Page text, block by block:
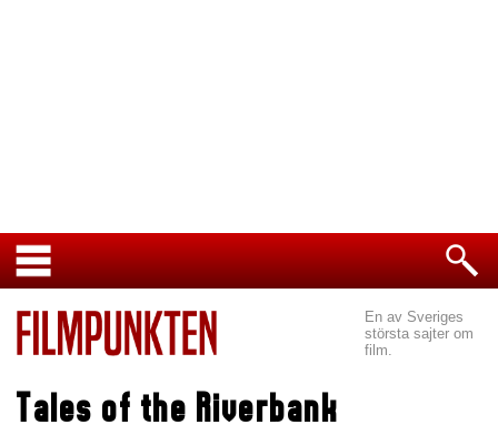
En av Sveriges
största sajter om
film.
Tales of the Riverbank